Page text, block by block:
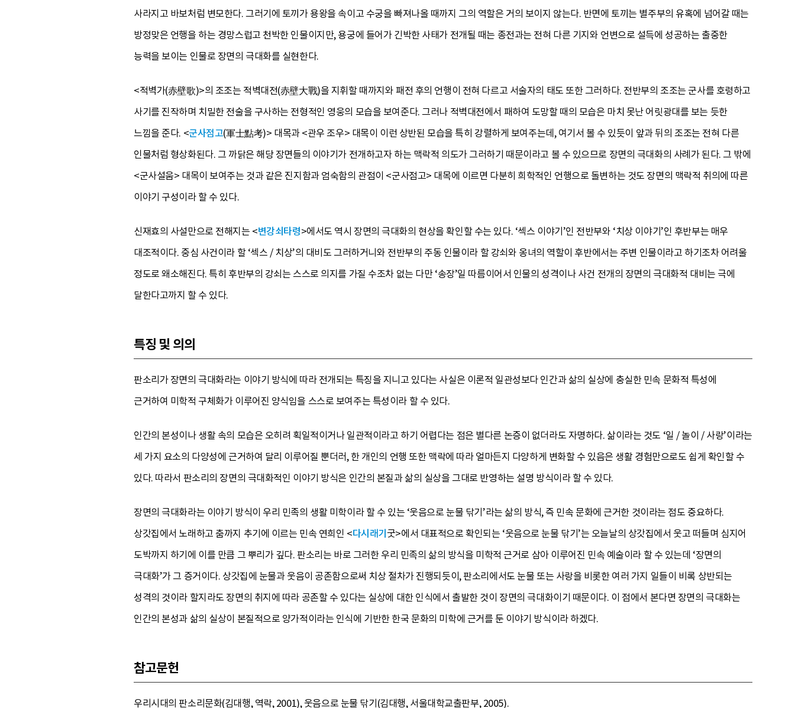
사라지고 바보처럼 변모한다. 그러기에 토끼가 용왕을 속이고 수궁을 빠져나올 때까지 그의 역할은 거의 보이지 않는다. 반면에 토끼는 별주부의 유혹에 넘어갈 때는
방정맞은 언행을 하는 경망스럽고 천박한 인물이지만, 용궁에 들어가 긴박한 사태가 전개될 때는 종전과는 전혀 다른 기지와 언변으로 설득에 성공하는 출중한
능력을 보이는 인물로 장면의 극대화를 실현한다.
<적벽가(赤壁歌)>의 조조는 적벽대전(赤壁大戰)을 지휘할 때까지와 패전 후의 언행이 전혀 다르고 서술자의 태도 또한 그러하다. 전반부의 조조는 군사를 호령하고
사기를 진작하며 치밀한 전술을 구사하는 전형적인 영웅의 모습을 보여준다. 그러나 적벽대전에서 패하여 도망할 때의 모습은 마치 못난 어릿광대를 보는 듯한
느낌을 준다. <군사점고(軍士點考)> 대목과 <관우 조우> 대목이 이런 상반된 모습을 특히 강렬하게 보여주는데, 여기서 볼 수 있듯이 앞과 뒤의 조조는 전혀 다른
인물처럼 형상화된다. 그 까닭은 해당 장면들의 이야기가 전개하고자 하는 맥락적 의도가 그러하기 때문이라고 볼 수 있으므로 장면의 극대화의 사례가 된다. 그 밖에
<군사설움> 대목이 보여주는 것과 같은 진지함과 엄숙함의 관점이 <군사점고> 대목에 이르면 다분히 희학적인 언행으로 돌변하는 것도 장면의 맥락적 취의에 따른
이야기 구성이라 할 수 있다.
신재효의 사설만으로 전해지는 <변강쇠타령>에서도 역시 장면의 극대화의 현상을 확인할 수는 있다. ‘섹스 이야기’인 전반부와 ‘치상 이야기’인 후반부는 매우
대조적이다. 중심 사건이라 할 ‘섹스 / 치상’의 대비도 그러하거니와 전반부의 주동 인물이라 할 강쇠와 옹녀의 역할이 후반에서는 주변 인물이라고 하기조차 어려울
정도로 왜소해진다. 특히 후반부의 강쇠는 스스로 의지를 가질 수조차 없는 다만 ‘송장’일 따름이어서 인물의 성격이나 사건 전개의 장면의 극대화적 대비는 극에
달한다고까지 할 수 있다.
특징 및 의의
판소리가 장면의 극대화라는 이야기 방식에 따라 전개되는 특징을 지니고 있다는 사실은 이론적 일관성보다 인간과 삶의 실상에 충실한 민속 문화적 특성에
근거하여 미학적 구체화가 이루어진 양식임을 스스로 보여주는 특성이라 할 수 있다.
인간의 본성이나 생활 속의 모습은 오히려 획일적이거나 일관적이라고 하기 어렵다는 점은 별다른 논증이 없더라도 자명하다. 삶이라는 것도 ‘일 / 놀이 / 사랑’이라는
세 가지 요소의 다양성에 근거하여 달리 이루어질 뿐더러, 한 개인의 언행 또한 맥락에 따라 얼마든지 다양하게 변화할 수 있음은 생활 경험만으로도 쉽게 확인할 수
있다. 따라서 판소리의 장면의 극대화적인 이야기 방식은 인간의 본질과 삶의 실상을 그대로 반영하는 설명 방식이라 할 수 있다.
장면의 극대화라는 이야기 방식이 우리 민족의 생활 미학이라 할 수 있는 ‘웃음으로 눈물 닦기’라는 삶의 방식, 즉 민속 문화에 근거한 것이라는 점도 중요하다.
상갓집에서 노래하고 춤까지 추기에 이르는 민속 연희인 <다시래기굿>에서 대표적으로 확인되는 ‘웃음으로 눈물 닦기’는 오늘날의 상갓집에서 웃고 떠들며 심지어
도박까지 하기에 이를 만큼 그 뿌리가 깊다. 판소리는 바로 그러한 우리 민족의 삶의 방식을 미학적 근거로 삼아 이루어진 민속 예술이라 할 수 있는데 ‘장면의
극대화’가 그 증거이다. 상갓집에 눈물과 웃음이 공존함으로써 치상 절차가 진행되듯이, 판소리에서도 눈물 또는 사랑을 비롯한 여러 가지 일들이 비록 상반되는
성격의 것이라 할지라도 장면의 취지에 따라 공존할 수 있다는 실상에 대한 인식에서 출발한 것이 장면의 극대화이기 때문이다. 이 점에서 본다면 장면의 극대화는
인간의 본성과 삶의 실상이 본질적으로 양가적이라는 인식에 기반한 한국 문화의 미학에 근거를 둔 이야기 방식이라 하겠다.
참고문헌
우리시대의 판소리문화(김대행, 역락, 2001), 웃음으로 눈물 닦기(김대행, 서울대학교출판부, 2005).